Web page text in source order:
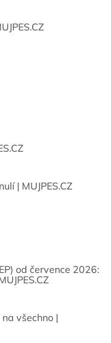
| MUJPES.CZ
od července 2026:
všechno |